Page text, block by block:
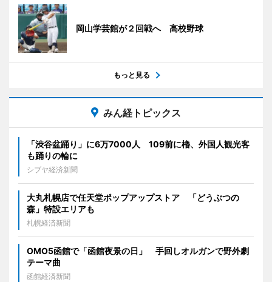
岡山学芸館が２回戦へ 高校野球
もっと見る
みん経トピックス
「渋谷盆踊り」に6万7000人 109前に櫓、外国人観光客
も踊りの輪に
シブヤ経済新聞
大丸札幌店で任天堂ポップアップストア 「どうぶつの
森」特設エリアも
札幌経済新聞
OMO5函館で「函館夜景の日」 手回しオルガンで野外劇
テーマ曲
函館経済新聞